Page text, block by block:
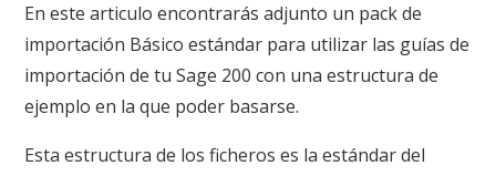
En este articulo encontrarás adjunto un pack de
importación Básico estándar para utilizar las guías de
importación de tu Sage 200 con una estructura de
ejemplo en la que poder basarse.
Esta estructura de los ficheros es la estándar del